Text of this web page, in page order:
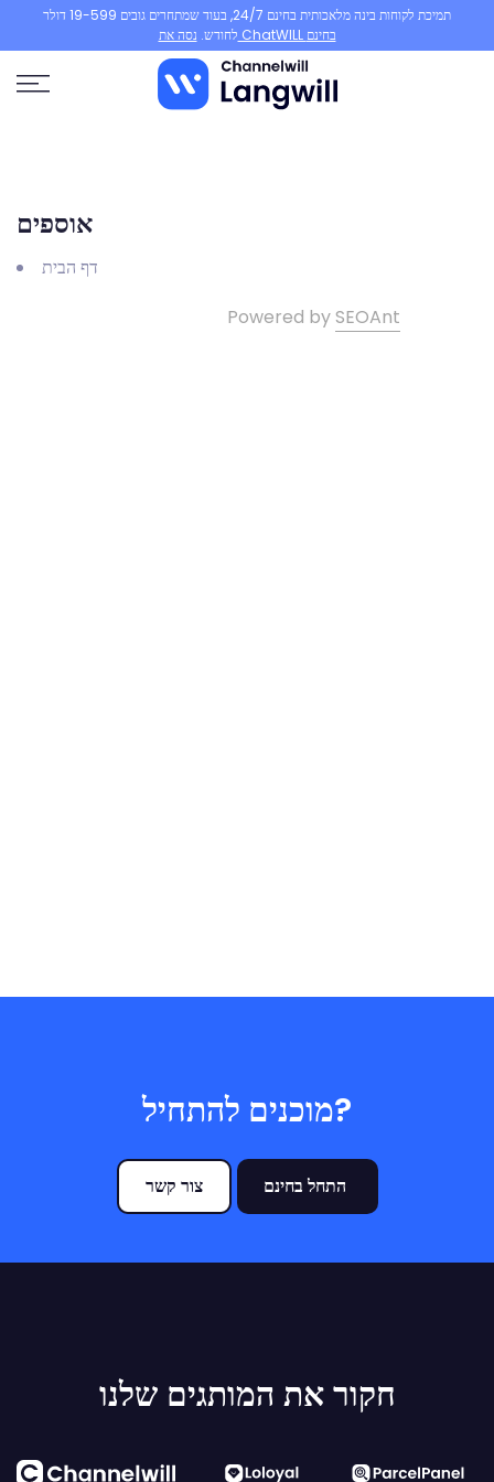
לתוכן
תמיכת לקוחות בינה מלאכותית בחינם 24/7, בעוד שמתחרים גובים 19-599 דולר
לחודש.
נסה את ChatWILL בחינם
אוספים
דף הבית
Powered bySEOAnt
מוכנים להתחיל?
צור קשר התחל בחינם
חקור את המותגים שלנו